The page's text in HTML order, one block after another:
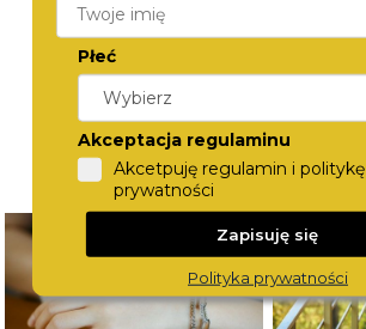
Płeć
Akceptacja regulaminu
Akcetpuję regulamin i politykę
prywatności
Zapisuję się
Polityka prywatności